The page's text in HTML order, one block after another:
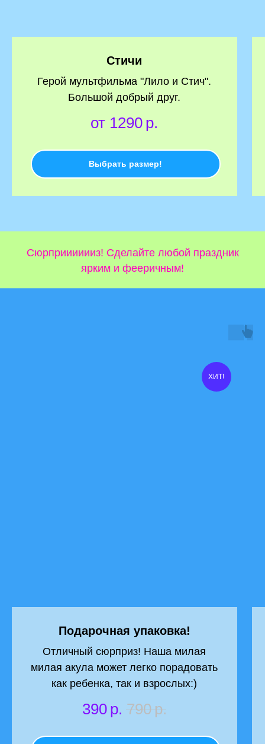
Стичи
Герой мультфильма "Лило и Стич".
Большой добрый друг.
от 1290 р.
Выбрать размер!
Сюрприиииииз! Сделайте любой праздник
ярким и фееричным!
ХИТ!
Подарочная упаковка!
Отличный сюрприз! Наша милая
милая акула может легко порадовать
как ребенка, так и взрослых:)
390 р. 790р.